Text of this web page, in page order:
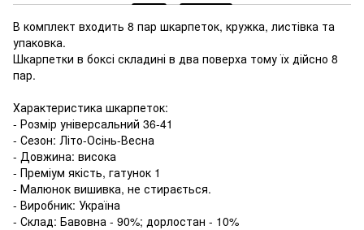
В комплект входить 8 пар шкарпеток, кружка, листівка та
упаковка.
Шкарпетки в боксі складині в два поверха тому їх дійсно 8
пар.
Характеристика шкарпеток:
- Розмір універсальний 36-41
- Сезон: Літо-Осінь-Весна
- Довжина: висока
- Преміум якість, гатунок 1
- Малюнок вишивка, не стирається.
- Виробник: Україна
- Склад: Бавовна - 90%; дорлостан - 10%